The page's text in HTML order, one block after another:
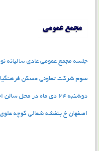
جلسه مجمع عمومی عادی سالیانه
دوشنبه 24 دی ماه در محل
اصفهان خ بنفشه شمالی کوچه